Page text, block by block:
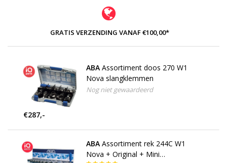
GRATIS VERZENDING VANAF €100,00*
ABA Assortiment doos 270 W1
Nova slangklemmen
Nog niet gewaardeerd
€287,-
ABA Assortiment rek 244C W1
Nova + Original + Mini